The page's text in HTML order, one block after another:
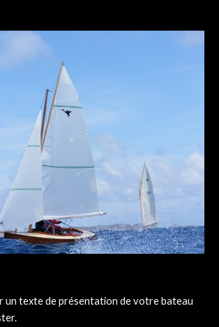
un texte de présentation de votre bateau